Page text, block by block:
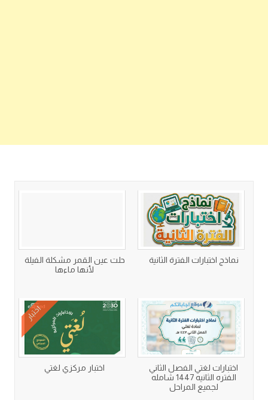
نماذج اختبارات الفترة الثانية
حلت عين القمر مشكلة الفيلة
لأنها ماءها
اختبارات لغتي الفصل الثاني
الفتره الثانيه 1447 شامله
لجميع المراحل
اختبار
اختبار مركزي لغتي